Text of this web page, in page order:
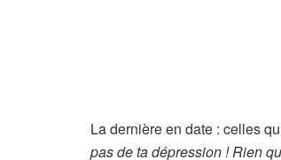
La dernière en date : celles
pas de ta dépression ! Rien